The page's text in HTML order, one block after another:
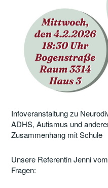
Infoveranstaltung zu
ADHS, Autismus und
Zusammenhang mit Schule
Unsere Referentin Jenni
Fragen: